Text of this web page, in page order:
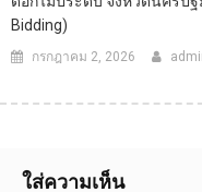
Bidding)
กรกฎาคม 2, 2026
ใส่ความเห็น